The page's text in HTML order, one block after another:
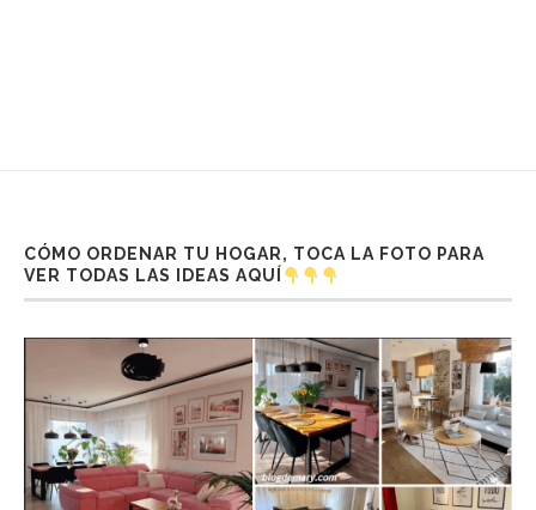
CÓMO ORDENAR TU HOGAR, TOCA LA FOTO PARA
VER TODAS LAS IDEAS AQUÍ